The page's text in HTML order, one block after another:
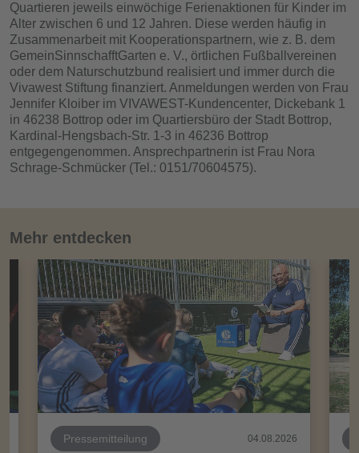
Quartieren jeweils einwöchige Ferienaktionen für Kinder im
Alter zwischen 6 und 12 Jahren. Diese werden häufig in
Zusammenarbeit mit Kooperationspartnern, wie z. B. dem
GemeinSinnschafftGarten e. V., örtlichen Fußballvereinen
oder dem Naturschutzbund realisiert und immer durch die
Vivawest Stiftung finanziert. Anmeldungen werden von Frau
Jennifer Kloiber im VIVAWEST-Kundencenter, Dickebank 1
in 46238 Bottrop oder im Quartiersbüro der Stadt Bottrop,
Kardinal-Hengsbach-Str. 1-3 in 46236 Bottrop
entgegengenommen. Ansprechpartnerin ist Frau Nora
Schrage-Schmücker (Tel.: 0151/70604575).
Mehr entdecken
Pressemitteilung 04.08.2026